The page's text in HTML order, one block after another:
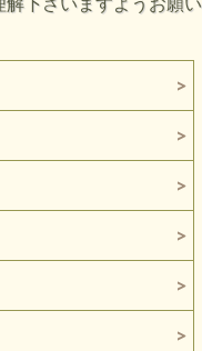
解下さいますようお願い